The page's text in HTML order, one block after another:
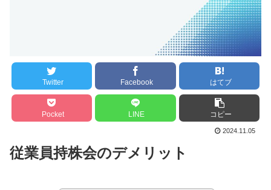
Twitter Facebook はてブ
Pocket LINE コピー
2024.11.05
従業員持株会のデメリット